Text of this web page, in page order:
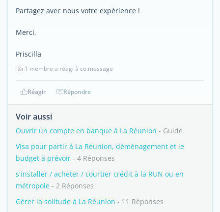
Partagez avec nous votre expérience !
Merci,
Priscilla
👍 1 membre a réagi à ce message
Réagir Répondre
Voir aussi
Ouvrir un compte en banque à La Réunion - Guide
Visa pour partir à La Réunion, déménagement et le
budget à prévoir - 4 Réponses
s'installer / acheter / courtier crédit à la RUN ou en
métropole - 2 Réponses
Gérer la solitude à La Réunion - 11 Réponses